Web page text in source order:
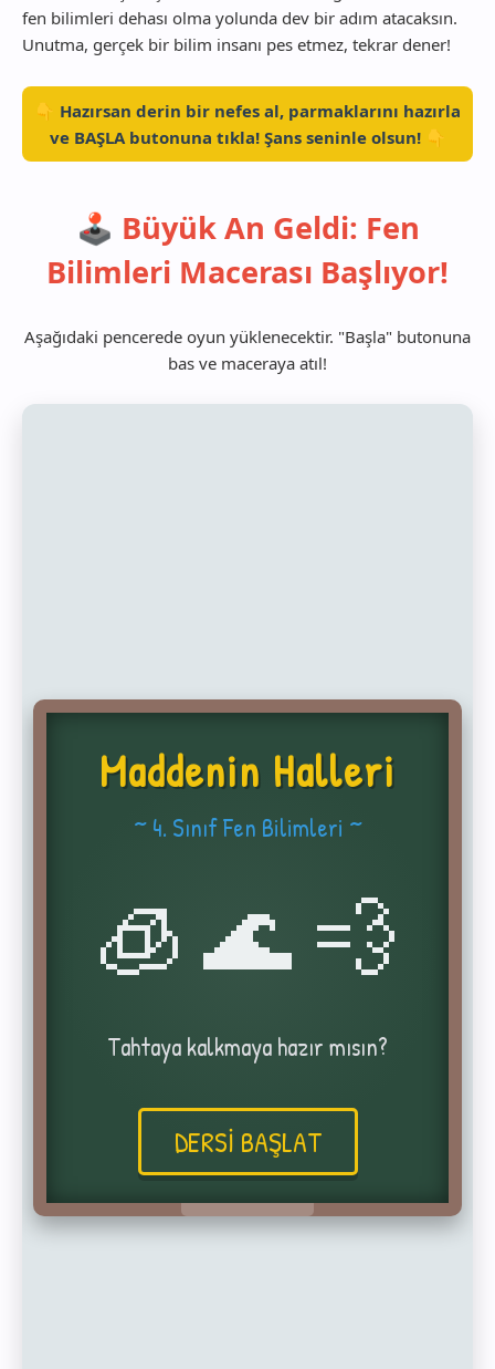
fen bilimleri dehası olma yolunda dev bir adım atacaksın.
Unutma, gerçek bir bilim insanı pes etmez, tekrar dener!
👇 Hazırsan derin bir nefes al, parmaklarını hazırla
ve BAŞLA butonuna tıkla! Şans seninle olsun! 👇
🕹️ Büyük An Geldi: Fen
Bilimleri Macerası Başlıyor!
Aşağıdaki pencerede oyun yüklenecektir. "Başla" butonuna
bas ve maceraya atıl!